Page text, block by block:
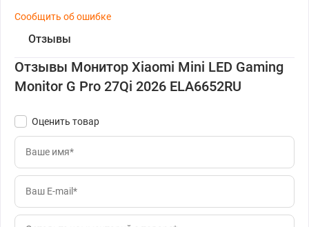
Сообщить об ошибке
Отзывы
Отзывы Монитор Xiaomi Mini LED Gaming
Monitor G Pro 27Qi 2026 ELA6652RU
Оценить товар